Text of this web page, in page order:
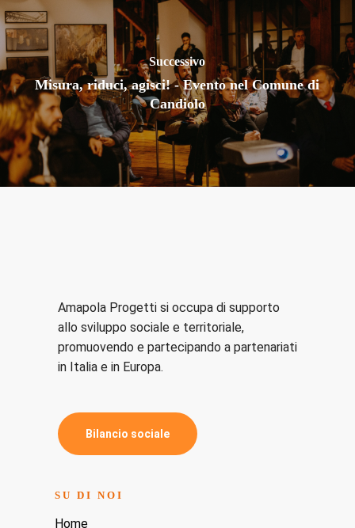
Successivo
Misura, riduci, agisci! - Evento nel Comune di
Candiolo
Amapola Progetti si occupa di supporto
allo sviluppo sociale e territoriale,
promuovendo e partecipando a partenariati
in Italia e in Europa.
Bilancio sociale
SU DI NOI
Home